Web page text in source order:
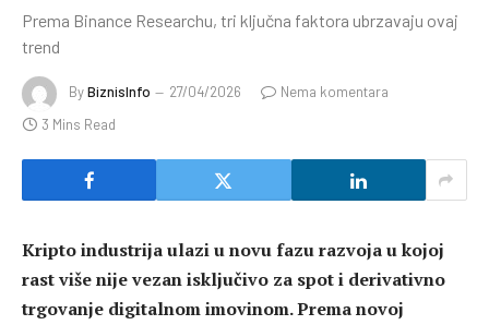
Prema Binance Researchu, tri ključna faktora ubrzavaju ovaj
trend
ByBiznisInfo 27/04/2026
Nema komentara
3 Mins Read
Kripto industrija ulazi u novu fazu razvoja u kojoj
rast više nije vezan isključivo za spot i derivativno
trgovanje digitalnom imovinom. Prema novoj